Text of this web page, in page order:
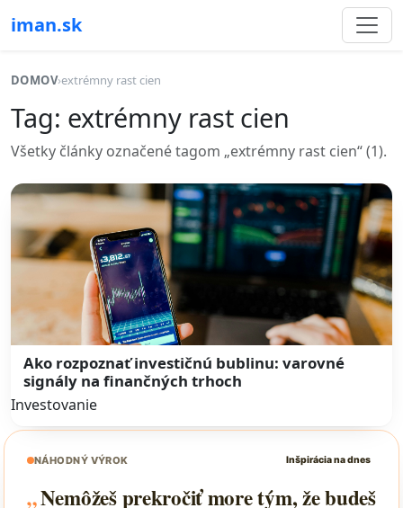
iman.sk
DOMOV›extrémny rast cien
Tag: extrémny rast cien
Všetky články označené tagom „extrémny rast cien“ (1).
Ako rozpoznať investičnú bublinu: varovné
signály na finančných trhoch
Investovanie